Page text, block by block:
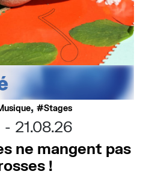
, Stages
21.08.26
ne mangent pas
!